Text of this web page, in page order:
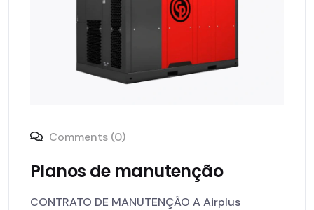
Comments (0)
Planos de manutenção
CONTRATO DE MANUTENÇÃO A Airplus